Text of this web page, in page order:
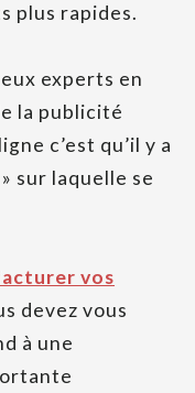
plus rapides.
experts en
la publicité
c’est qu’il y a
» sur laquelle se
vos
devez vous
à une